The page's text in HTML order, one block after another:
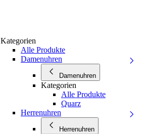
Kategorien
Alle Produkte
Damenuhren
Damenuhren
Kategorien
Alle Produkte
Quarz
Herrenuhren
Herrenuhren